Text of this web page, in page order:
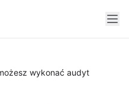
wykonać audyt